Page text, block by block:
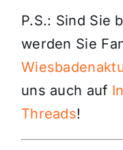
P.S.: Sind Sie
werden Sie
uns auch auf
Threads!